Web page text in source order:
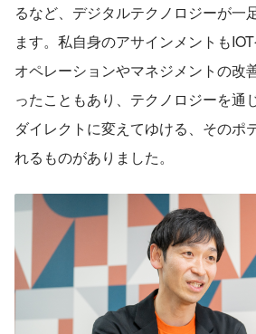
るなど、デジタルテクノロジーが一
ます。私自身のアサインメントも
オペレーションやマネジメントの改
ったこともあり、テクノロジーを通
ダイレクトに変えてゆける、そのポ
れるものがありました。